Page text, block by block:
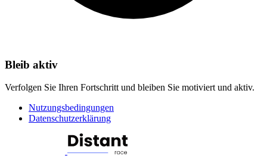
Bleib aktiv
Verfolgen Sie Ihren Fortschritt und bleiben Sie motiviert und aktiv.
Nutzungsbedingungen
Datenschutzerklärung